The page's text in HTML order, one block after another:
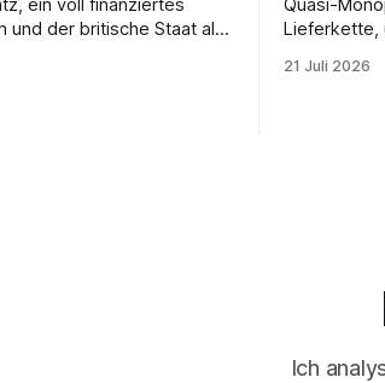
ein voll finanziertes
und der britische Staat als
Aktie halbiert. Der
Quasi-
Lieferkette,
tiefrote
21 Juli 2026
Ich